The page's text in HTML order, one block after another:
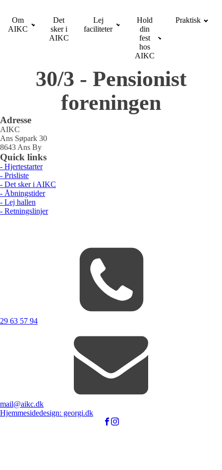
Om
AIKC
Det
sker i
AIKC
Lej
faciliteter
Hold
din
fest
hos
AIKC
Praktisk
30/3 - Pensionist
foreningen
Adresse
AIKC
Ans Søpark 30
8643 Ans By
Quick links
- Hjertestarter
- Prisliste
- Det sker i AIKC
- Åbningstider
- Lej hallen
- Retningslinjer
29 63 57 94
mail@aikc.dk
Hjemmesidedesign: georgi.dk